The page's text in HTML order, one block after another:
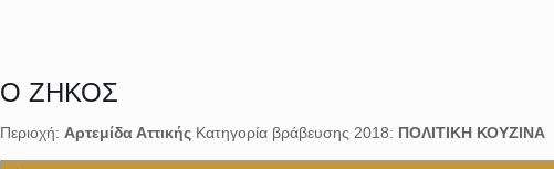
Ο ΖΗΚΟΣ
Περιοχή: Αρτεμίδα ΑττικήςΚατηγορία βράβευσης 2018: ΠΟΛΙΤΙΚΗ ΚΟΥΖΙΝΑ